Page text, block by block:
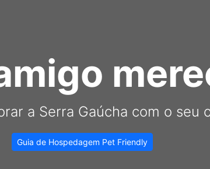
a Serra Gaúcha com o seu
Guia de Hospedagem Pet Friendly